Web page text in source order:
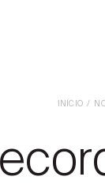
INÍCIO